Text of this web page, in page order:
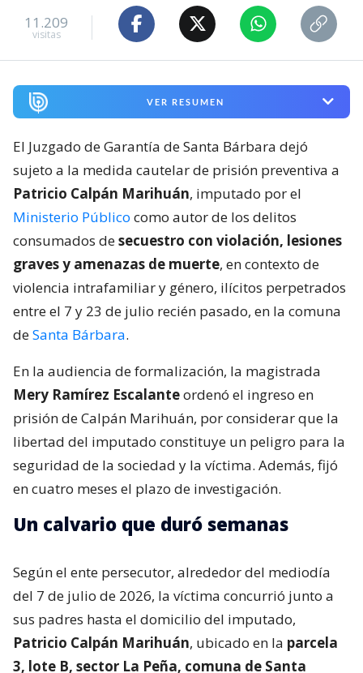
11.209
visitas
VER RESUMEN
El Juzgado de Garantía de Santa Bárbara dejó
sujeto a la medida cautelar de prisión preventiva a
Patricio Calpán Marihuán, imputado por el
Ministerio Público como autor de los delitos
consumados desecuestro con violación, lesiones
graves y amenazas de muerte, en contexto de
violencia intrafamiliar y género, ilícitos perpetrados
entre el 7 y 23 de julio recién pasado, en la comuna
deSanta Bárbara.
En la audiencia de formalización, la magistrada
Mery Ramírez Escalanteordenó el ingreso en
prisión de Calpán Marihuán, por considerar que la
libertad del imputado constituye un peligro para la
seguridad de la sociedad y la víctima. Además, fijó
en cuatro meses el plazo de investigación.
Un calvario que duró semanas
Según el ente persecutor, alrededor del mediodía
del 7 de julio de 2026, la víctima concurrió junto a
sus padres hasta el domicilio del imputado,
Patricio Calpán Marihuán, ubicado en la parcela
3, lote B, sector La Peña, comuna de Santa